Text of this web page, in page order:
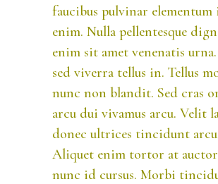
faucibus pulvinar elementum
enim. Nulla pellentesque
enim sit amet venenatis urna.
sed viverra tellus in. Tellus
nunc non blandit. Sed cras
arcu dui vivamus arcu. Velit
donec ultrices tincidunt
Aliquet enim tortor at
nunc id cursus. Morbi